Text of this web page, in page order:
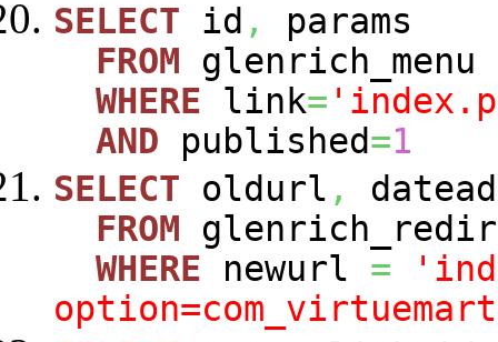
SELECT id ,
params
FROM glenrich_menu
WHERE link=
AND published=1
SELECT oldurl ,
FROM
WHERE newurl =